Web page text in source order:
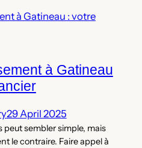
à Gatineau
29 April 2025
peut sembler simple, mais
le contraire. Faire appel à